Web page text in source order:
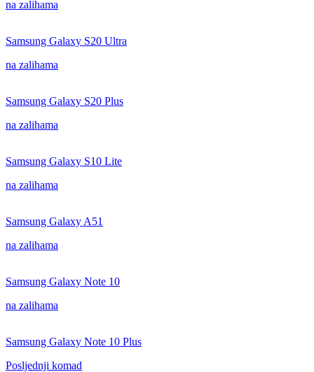
na zalihama
Samsung Galaxy S20 Ultra
na zalihama
Samsung Galaxy S20 Plus
na zalihama
Samsung Galaxy S10 Lite
na zalihama
Samsung Galaxy A51
na zalihama
Samsung Galaxy Note 10
na zalihama
Samsung Galaxy Note 10 Plus
Posljednji komad